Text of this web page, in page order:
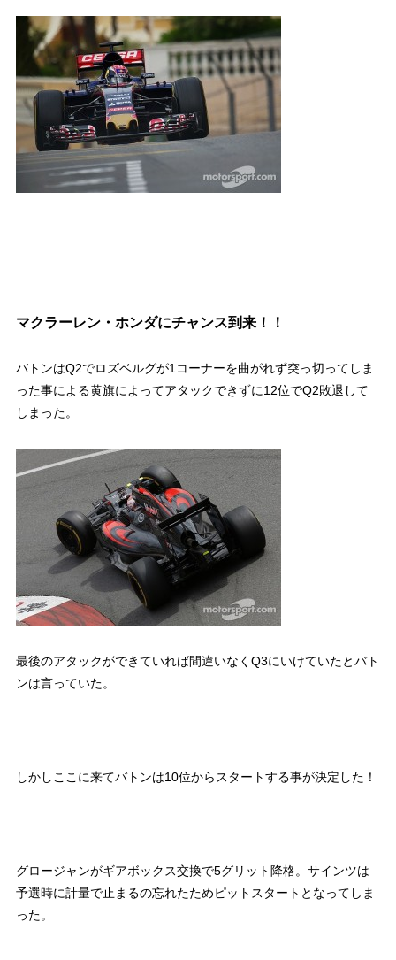
マクラーレン・ホンダにチャンス到来！！
バトンはQ2でロズベルグが1コーナーを曲がれず突っ切ってしま
った事による黄旗によってアタックできずに12位でQ2敗退して
しまった。
最後のアタックができていれば間違いなくQ3にいけていたとバト
ンは言っていた。
しかしここに来てバトンは10位からスタートする事が決定した！
グロージャンがギアボックス交換で5グリット降格。サインツは
予選時に計量で止まるの忘れたためピットスタートとなってしま
った。